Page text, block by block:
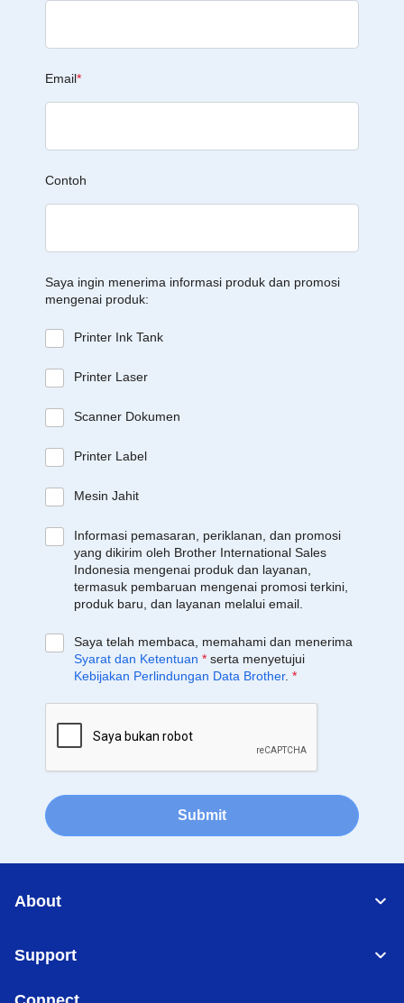
Email*
Contoh
Saya ingin menerima informasi produk dan promosi
mengenai produk:
Printer Ink Tank
Printer Laser
Scanner Dokumen
Printer Label
Mesin Jahit
Informasi pemasaran, periklanan, dan promosi
yang dikirim oleh Brother International Sales
Indonesia mengenai produk dan layanan,
termasuk pembaruan mengenai promosi terkini,
produk baru, dan layanan melalui email.
Saya telah membaca, memahami dan menerima
Syarat dan Ketentuan * serta menyetujui
Kebijakan Perlindungan Data Brother. *
Submit
About
Support